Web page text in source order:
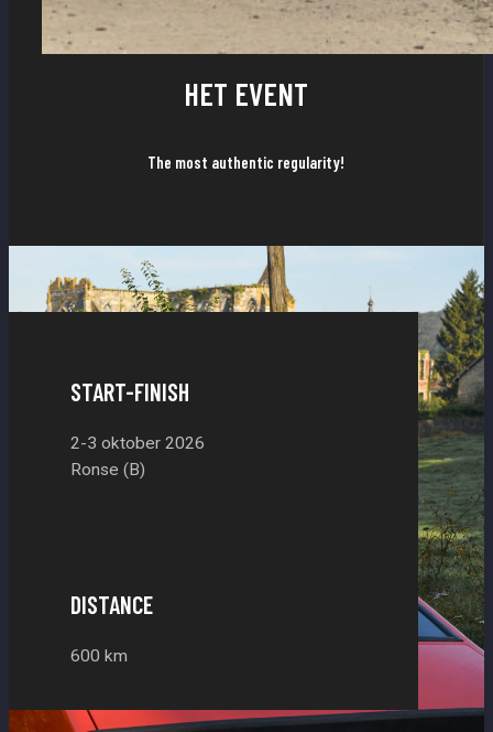
HET EVENT
The most authentic regularity!
START-FINISH
2-3 oktober 2026
Ronse (B)
DISTANCE
600 km